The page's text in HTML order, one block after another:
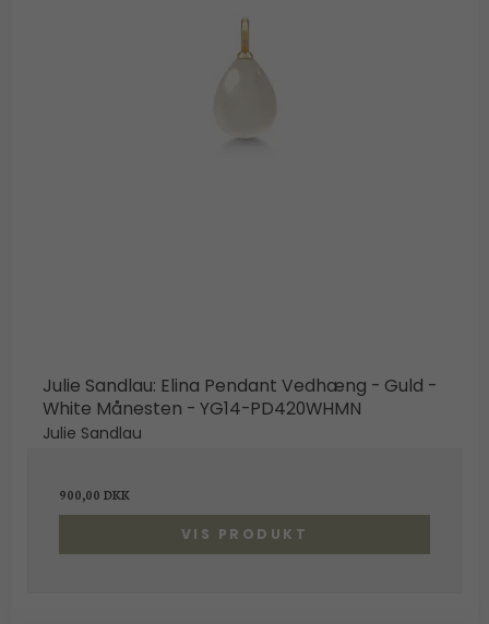
Julie Sandlau: Elina Pendant Vedhæng - Guld -
White Månesten - YG14-PD420WHMN
Julie Sandlau
900,00 DKK
VIS PRODUKT